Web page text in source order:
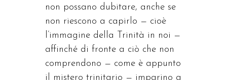
non possano dubitare, anche se
non riescono a capirlo — cioè
l’immagine della Trinità in noi —
affinché di fronte a ciò che non
comprendono — come è appunto
il mistero trinitario — imparino a